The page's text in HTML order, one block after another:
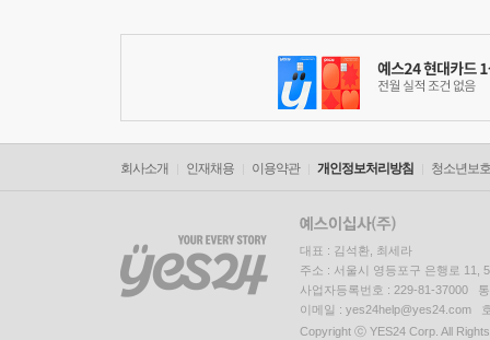
회사소개 인재채용 이용약관 개인정보처리방침 청소년보
대표 : 김석환, 최세라
주소 : 서울시 영등포구 은행로 11,
사업자등록번호 : 229-81-37000
이메일 : yes24help@yes24.com
Copyright ⓒ YES24 Corp. All